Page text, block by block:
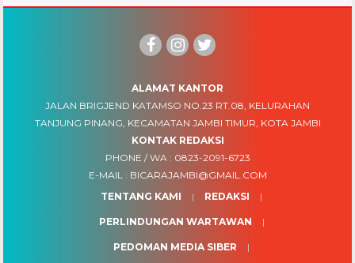
ALAMAT KANTOR
JALAN BRIGJEND KATAMSO NO.23 RT.08, KELURAHAN
TANJUNG PINANG, KECAMATAN JAMBI TIMUR, KOTA JAMBI
KONTAK REDAKSI
PHONE / WA : 0823-2091-6723
E-MAIL : BICARAJAMBI@GMAIL.COM
TENTANG KAMI
REDAKSI
PERLINDUNGAN WARTAWAN
PEDOMAN MEDIA SIBER